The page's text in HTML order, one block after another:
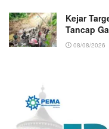
Kejar
Tancap
08/08/2026